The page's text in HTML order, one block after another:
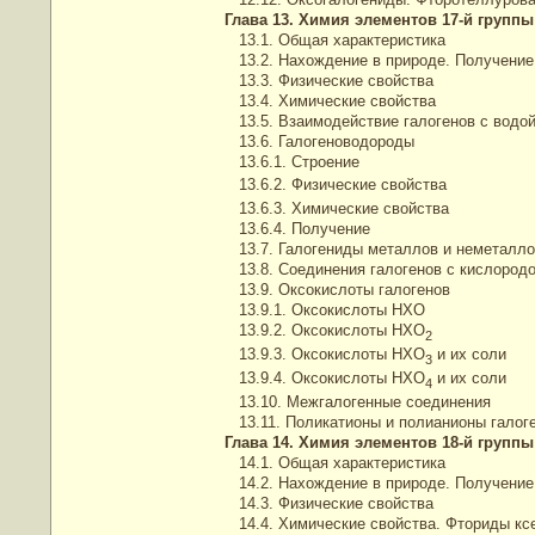
Глава 13. Химия элементов 17-й группы
13.1. Общая характеристика
13.2. Нахождение в природе. Получение
13.3. Физические свойства
13.4. Химические свойства
13.5. Взаимодействие галогенов с водой
13.6. Галогеноводороды
13.6.1. Строение
13.6.2. Физические свойства
13.6.3. Химические свойства
13.6.4. Получение
13.7. Галогениды металлов и
13.8. Соединения галогенов с
13.9. Оксокислоты галогенов
13.9.1. Оксокислоты НХО
13.9.2. Оксокислоты НХО2
13.9.3. Оксокислоты НХО3 и их соли
13.9.4. Оксокислоты НХО4 и их соли
13.10. Межгалогенные соединения
13.11. Поликатионы и полианионы
Глава 14. Химия элементов 18-й группы
14.1. Общая характеристика
14.2. Нахождение в природе. Получение
14.3. Физические свойства
14.4. Химические свойства. Фториды